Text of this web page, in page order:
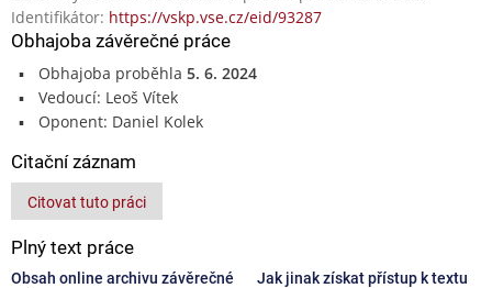
Identifikátor: https://vskp.vse.cz/eid/93287
Obhajoba závěrečné práce
Obhajoba proběhla 5. 6. 2024
Vedoucí: Leoš Vítek
Oponent: Daniel Kolek
Citační záznam
Citovat tuto práci
Plný text práce
Obsah online archivu závěrečné
Jak jinak získat přístup k textu